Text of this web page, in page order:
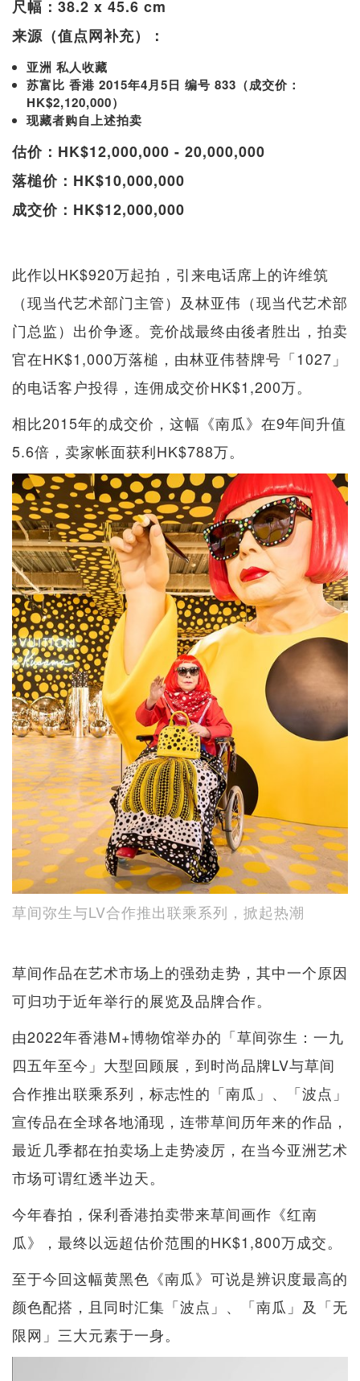
尺幅：38.2 x 45.6 cm
来源（值点网补充）：
亚洲 私人收藏
苏富比 香港 2015年4月5日 编号 833（成交价：
HK$2,120,000）
现藏者购自上述拍卖
估价：HK$12,000,000 - 20,000,000
落槌价：HK$10,000,000
成交价：HK$12,000,000
此作以HK$920万起拍，引来电话席上的许维筑
（现当代艺术部门主管）及林亚伟（现当代艺术部
门总监）出价争逐。竞价战最终由後者胜出，拍卖
官在HK$1,000万落槌，由林亚伟替牌号「1027」
的电话客户投得，连佣成交价HK$1,200万。
相比2015年的成交价，这幅《南瓜》在9年间升值
5.6倍，卖家帐面获利HK$788万。
草间弥生与LV合作推出联乘系列，掀起热潮
草间作品在艺术市场上的强劲走势，其中一个原因
可归功于近年举行的展览及品牌合作。
由2022年香港M+博物馆举办的「草间弥生：一九
四五年至今」大型回顾展，到时尚品牌LV与草间
合作推出联乘系列，标志性的「南瓜」、「波点」
宣传品在全球各地涌现，连带草间历年来的作品，
最近几季都在拍卖场上走势凌厉，在当今亚洲艺术
市场可谓红透半边天。
今年春拍，保利香港拍卖带来草间画作《红南
瓜》，最终以远超估价范围的HK$1,800万成交。
至于今回这幅黄黑色《南瓜》可说是辨识度最高的
颜色配搭，且同时汇集「波点」、「南瓜」及「无
限网」三大元素于一身。